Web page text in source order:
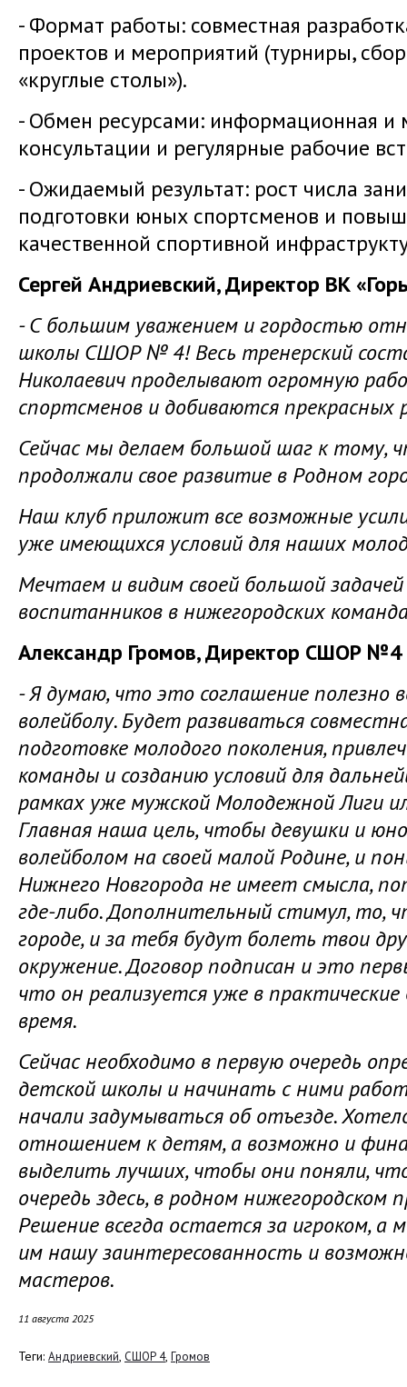
- Формат работы: совместная
проектов и мероприятий (турниры,
«круглые столы»).
- Обмен ресурсами: информационная и
консультации и регулярные рабочие
- Ожидаемый результат: рост числа
подготовки юных спортсменов и
качественной спортивной
Сергей Андриевский, Директор ВК
- С большим уважением и гордостью
школы СШОР № 4! Весь тренерский
Николаевич проделывают огромную
спортсменов и добиваются прекрасных
Сейчас мы делаем большой шаг к тому,
продолжали свое развитие в Родном
Наш клуб приложит все возможные
уже имеющихся условий для наших
Мечтаем и видим своей большой
воспитанников в нижегородских
Александр Громов, Директор СШОР
- Я думаю, что это соглашение полезно
волейболу. Будет развиваться
подготовке молодого поколения,
команды и созданию условий для
рамках уже мужской Молодежной Лиги
Главная наша цель, чтобы девушки и
волейболом на своей малой Родине, и
Нижнего Новгорода не имеет смысла,
где-либо. Дополнительный стимул, то,
городе, и за тебя будут болеть твои
окружение. Договор подписан и это
что он реализуется уже в
время.
Сейчас необходимо в первую очередь
детской школы и начинать с ними
начали задумываться об отъезде.
отношением к детям, а возможно и
выделить лучших, чтобы они поняли,
очередь здесь, в родном нижегородском
Решение всегда остается за игроком,
им нашу заинтересованность и
мастеров.
11 августа 2025
Теги: Андриевский, СШОР 4, Громов